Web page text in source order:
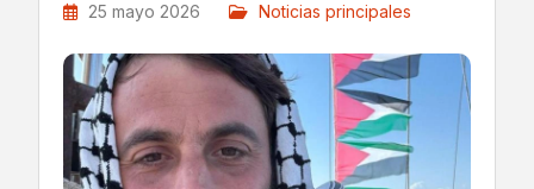
25 mayo 2026 Noticias principales